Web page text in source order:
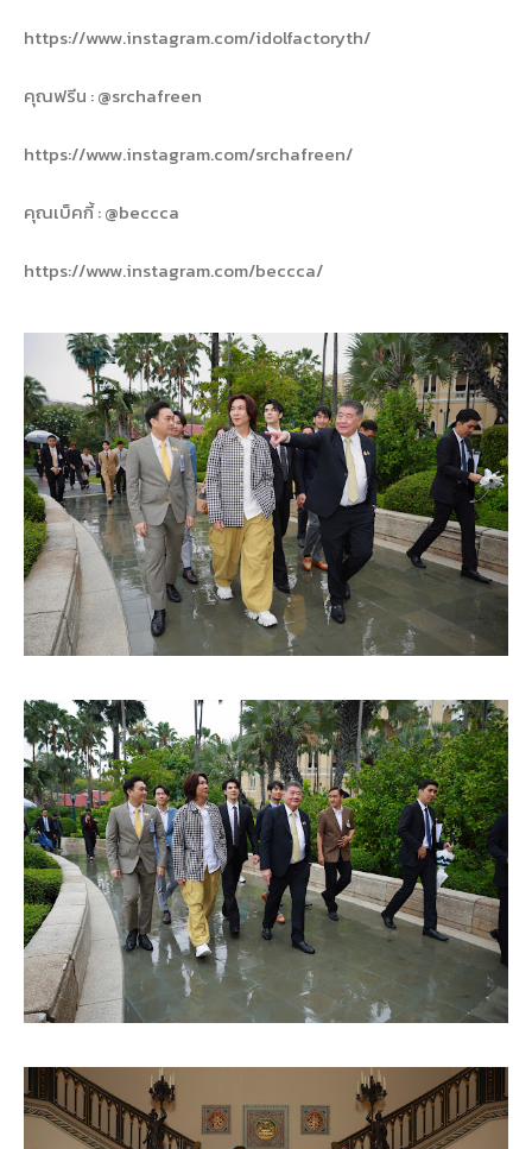
https://www.instagram.com/idolfactoryth/
คุณฟรีน : @srchafreen
https://www.instagram.com/srchafreen/
คุณเบ็คกี้ : @beccca
https://www.instagram.com/beccca/